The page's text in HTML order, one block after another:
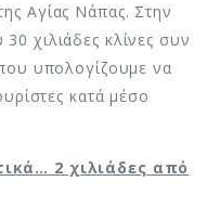
Αγίας Νάπας. Στην
χιλιάδες κλίνες συν
υπολογίζουμε να
κατά μέσο
2 χιλιάδες από